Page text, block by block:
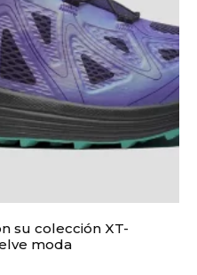
su colección XT-
moda